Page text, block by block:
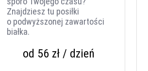
Znajdziesz tu posiłki
o podwyższonej zawartości
białka.
od 56 zł / dzień